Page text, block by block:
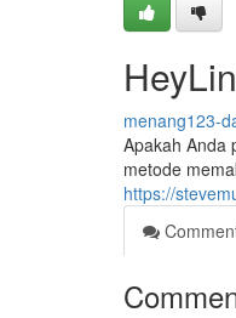
menang123-
Apakah Anda
metode
https://